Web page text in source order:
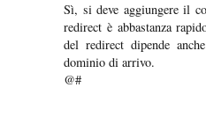
Sì, si deve aggiungere il
redirect è abbastanza
del redirect dipende
dominio di arrivo.
@#